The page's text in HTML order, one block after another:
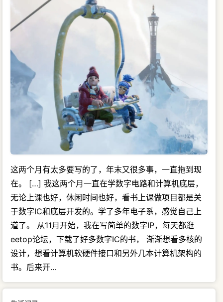
这两个月有太多要写的了，年末又很多事，一直拖到现
在。 […] 我这两个月一直在学数字电路和计算机底层，
无论上课也好，休闲时间也好，看书上课做项目都是关
于数字IC和底层开发的。学了多年电子系，感觉自己上
道了。 从11月开始，我在写简单的数字IP，每天都逛
eetop论坛，下载了好多数字IC的书， 渐渐想看多核的
设计，想看计算机软硬件接口和另外几本计算机架构的
书。后来开…